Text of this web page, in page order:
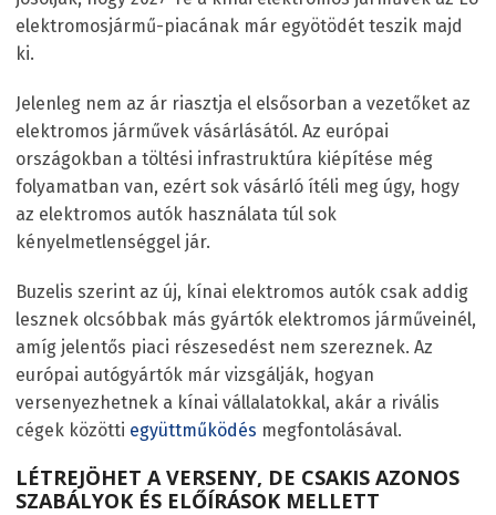
elektromosjármű-piacának már egyötödét teszik majd
ki.
Jelenleg nem az ár riasztja el elsősorban a vezetőket az
elektromos járművek vásárlásától. Az európai
országokban a töltési infrastruktúra kiépítése még
folyamatban van, ezért sok vásárló ítéli meg úgy, hogy
az elektromos autók használata túl sok
kényelmetlenséggel jár.
Buzelis szerint az új, kínai elektromos autók csak addig
lesznek olcsóbbak más gyártók elektromos járműveinél,
amíg jelentős piaci részesedést nem szereznek. Az
európai autógyártók már vizsgálják, hogyan
versenyezhetnek a kínai vállalatokkal, akár a rivális
cégek közötti együttműködés megfontolásával.
LÉTREJÖHET A VERSENY, DE CSAKIS AZONOS
SZABÁLYOK ÉS ELŐÍRÁSOK MELLETT